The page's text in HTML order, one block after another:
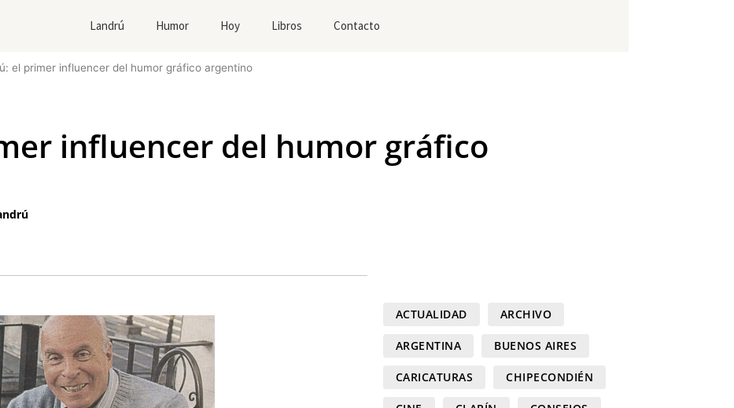
Landrú Humor Hoy Libros Contacto
el primer influencer del humor gráfico argentino
influencer del humor gráfico
ACTUALIDAD ARCHIVO
ARGENTINA BUENOS AIRES
CARICATURAS CHIPECONDIÉN